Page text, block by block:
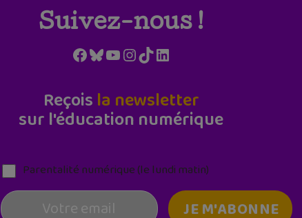
Suivez-nous !
Facebook
Bluesky
YouTube
Instagram
TikTokLinkedIn
Reçois la newsletter
sur l'éducation numérique
Parentalité numérique (le lundi matin)